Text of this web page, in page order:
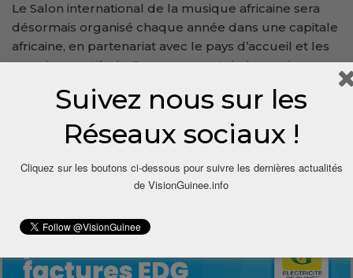
Le Salon international de la musique africaine sera
désormais organisé chaque année dans une capitale
africaine, en partenariat avec le pays d’accueil et les
membres actifs du Bureau export de la musique
00224 664 93 14 04
Suivez nous sur les
Réseaux sociaux !
Cliquez sur les boutons ci-dessous pour suivre les dernières actualités
de VisionGuinee.info